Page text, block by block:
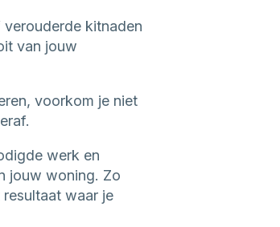
kitnaden
van jouw
voorkom je niet
werk en
jouw woning. Zo
waar je